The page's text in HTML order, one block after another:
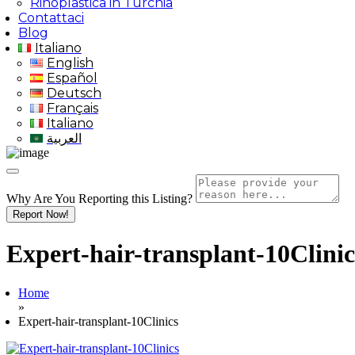
Contattaci
Blog
Italiano
English
Español
Deutsch
Français
Italiano
العربية
Why Are You Reporting this Listing?
Report Now!
Expert-hair-transplant-
Home
»
Expert-hair-transplant-10Clinics